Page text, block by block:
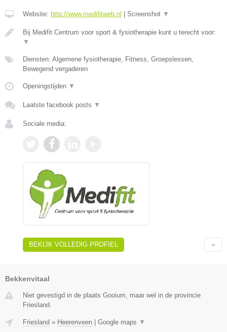
Website: http://www.medifitweb.nl Screenshot ▼
Bij Medifit Centrum voor sport & fysiotherapie kunt u terecht voor:
▼
Diensten: Algemene fysiotherapie, Fitness, Groepslessen,
Bewegend vergaderen
Openingstijden ▼
Laatste facebook posts ▼
Sociale media:
BEKIJK VOLLEDIG PROFIEL
Bekkenvitaal
Niet gevestigd in de plaats Gooium, maar wel in de provincie
Friesland.
Friesland » Heerenveen Google maps ▼